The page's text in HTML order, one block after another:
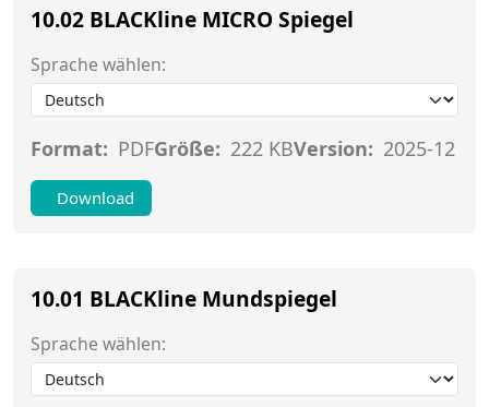
10.02 BLACKline MICRO Spiegel
Sprache wählen:
Format: PDFGröße: 222 KBVersion: 2025-12
Download
10.01 BLACKline Mundspiegel
Sprache wählen: